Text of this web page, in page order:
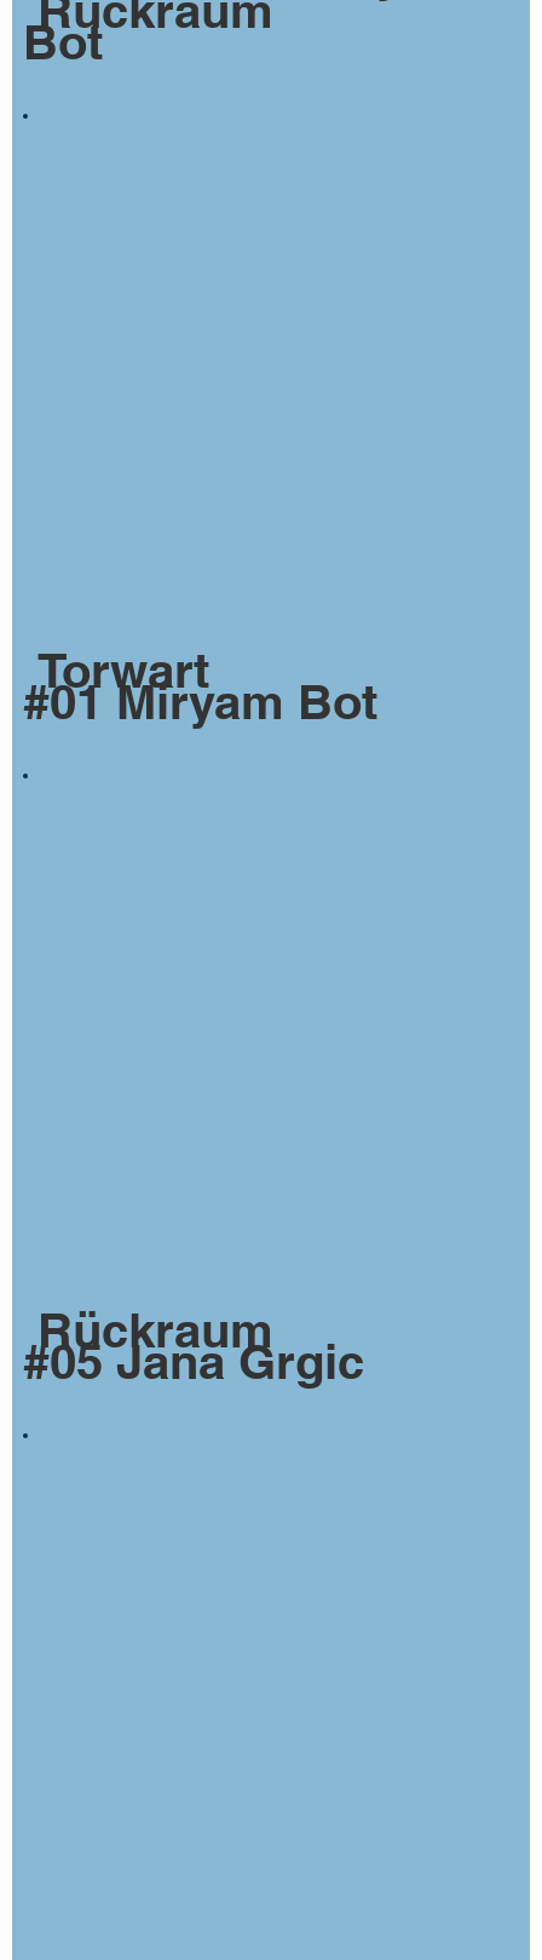
Bot
Torwart
#01 Miryam Bot
Rückraum
#05 Jana Grgic